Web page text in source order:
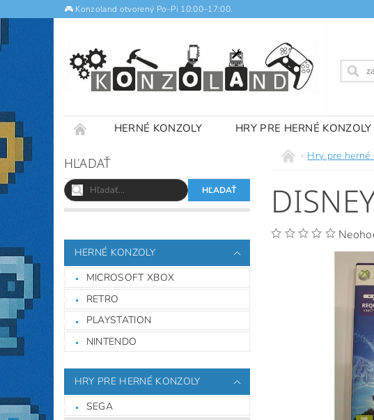
🎮 Konzoland otvorený Po–Pi 10:00–17:00.
HERNÉ KONZOLY HRY PRE HERNÉ KONZOLY
NOTEBOOKY
OBCHODNÉ
HĽADAŤ
HERNÉ KONZOLY
MICROSOFT XBOX
RETRO
PLAYSTATION
NINTENDO
HRY PRE HERNÉ KONZOLY
SEGA
Hry pre herné